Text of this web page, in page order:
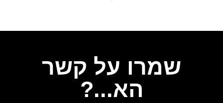
שמרו על קשר
הא...?